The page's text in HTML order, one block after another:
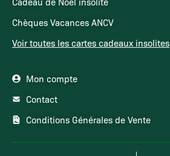
Chèques Vacances ANCV
Voir toutes les cartes cadeaux insolites
Mon compte
Contact
Conditions Générales de Vente